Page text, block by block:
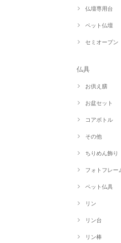
仏壇専用台
ペット仏壇
セミオープン
仏具
お供え膳
お盆セット
コアボトル
その他
ちりめん飾り
フォトフレー
ペット仏具
リン
リン台
リン棒